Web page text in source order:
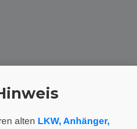
alten LKW, Anhänger,